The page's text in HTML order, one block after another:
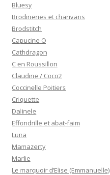
Bluesy
Brodineries et charivaris
Brodstitch
Capucine O
Cathdragon
C en Roussillon
Claudine / Coco2
Coccinelle Poitiers
Criquette
Dalinele
Effondrille et abat-faim
Luna
Mamazerty
Marlie
Le marquoir d’Elise (Emmanuelle)